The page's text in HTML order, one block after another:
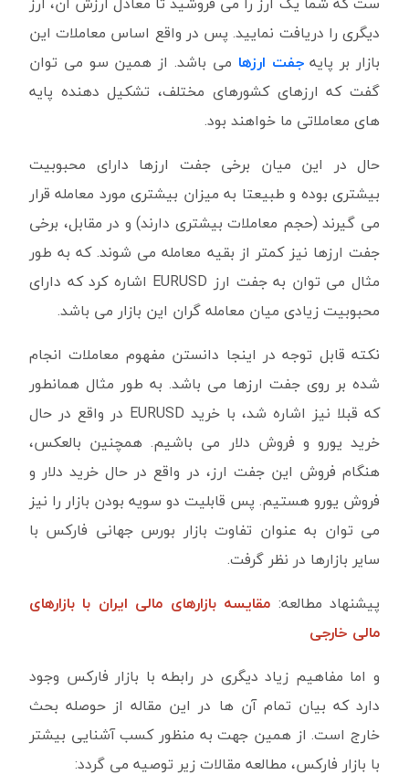
دیگری را دریافت نمایید. پس در واقع اساس معاملات این
بازار بر پایهجفت ارزها می باشد. از همین سو می توان
گفت که ارزهای کشورهای مختلف، تشکیل دهنده پایه
های معاملاتی ما خواهند بود.
حال در این میان برخی جفت ارزها دارای محبوبیت
بیشتری بوده و طبیعتا به میزان بیشتری مورد معامله قرار
می گیرند (حجم معاملات بیشتری دارند) و در مقابل، برخی
جفت ارزها نیز کمتر از بقیه معامله می شوند. که به طور
مثال می توان به جفت ارز EURUSD اشاره کرد که دارای
محبوبیت زیادی میان معامله گران این بازار می باشد.
نکته قابل توجه در اینجا دانستن مفهوم معاملات انجام
شده بر روی جفت ارزها می باشد. به طور مثال همانطور
که قبلا نیز اشاره شد، با خرید EURUSD در واقع در حال
خرید یورو و فروش دلار می باشیم. همچنین بالعکس،
هنگام فروش این جفت ارز، در واقع در حال خرید دلار و
فروش یورو هستیم. پس قابلیت دو سویه بودن بازار را نیز
می توان به عنوان تفاوت بازار بورس جهانی فارکس با
سایر بازارها در نظر گرفت.
پیشنهاد مطالعه: مقایسه بازارهای مالی ایران با بازارهای
مالی خارجی
و اما مفاهیم زیاد دیگری در رابطه با بازار فارکس وجود
دارد که بیان تمام آن ها در این مقاله از حوصله بحث
خارج است. از همین جهت به منظور کسب آشنایی بیشتر
با بازار فارکس، مطالعه مقالات زیر توصیه می گردد: